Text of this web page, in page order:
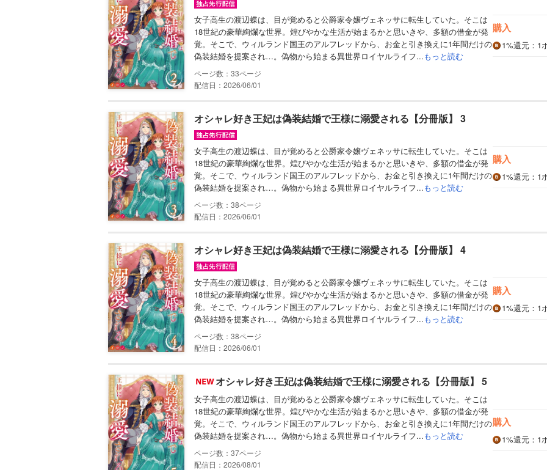
女子高生の渡辺蝶は、目が覚めると公爵家令嬢ヴェネッサに転生していた。そこは
18世紀の豪華絢爛な世界。煌びやかな生活が始まるかと思いきや、多額の借金が発
覚。そこで、ウィルランド国王のアルフレッドから、お金と引き換えに1年間だけの
偽装結婚を提案され…。偽物から始まる異世界ロイヤルライフ...もっと読む
33
配信日：2026/06/01
購入
1%還元 ：1
オシャレ好き王妃は偽装結婚で王様に溺愛される【分冊版】 3
女子高生の渡辺蝶は、目が覚めると公爵家令嬢ヴェネッサに転生していた。そこは
18世紀の豪華絢爛な世界。煌びやかな生活が始まるかと思いきや、多額の借金が発
覚。そこで、ウィルランド国王のアルフレッドから、お金と引き換えに1年間だけの
偽装結婚を提案され…。偽物から始まる異世界ロイヤルライフ...もっと読む
38
配信日：2026/06/01
購入
1%還元 ：1
オシャレ好き王妃は偽装結婚で王様に溺愛される【分冊版】 4
女子高生の渡辺蝶は、目が覚めると公爵家令嬢ヴェネッサに転生していた。そこは
18世紀の豪華絢爛な世界。煌びやかな生活が始まるかと思いきや、多額の借金が発
覚。そこで、ウィルランド国王のアルフレッドから、お金と引き換えに1年間だけの
偽装結婚を提案され…。偽物から始まる異世界ロイヤルライフ...もっと読む
38
配信日：2026/06/01
購入
1%還元 ：1
オシャレ好き王妃は偽装結婚で王様に溺愛される【分冊版】 5
女子高生の渡辺蝶は、目が覚めると公爵家令嬢ヴェネッサに転生していた。そこは
18世紀の豪華絢爛な世界。煌びやかな生活が始まるかと思いきや、多額の借金が発
覚。そこで、ウィルランド国王のアルフレッドから、お金と引き換えに1年間だけの
偽装結婚を提案され…。偽物から始まる異世界ロイヤルライフ...もっと読む
37
配信日：2026/08/01
購入
1%還元 ：1